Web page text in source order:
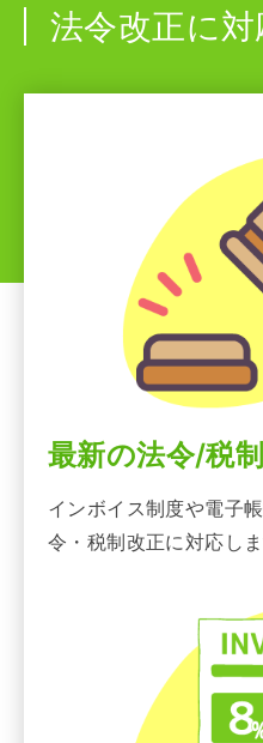
法令改正に対
最新の法令/税
インボイス制度や電子
令・税制改正に対応しま